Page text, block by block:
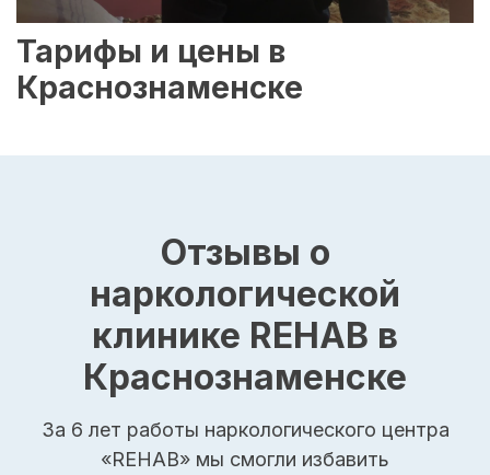
Тарифы и цены в
Краснознаменске
Отзывы о
наркологической
клинике REHAB в
Краснознаменске
За 6 лет работы наркологического центра
«REHAB» мы смогли избавить